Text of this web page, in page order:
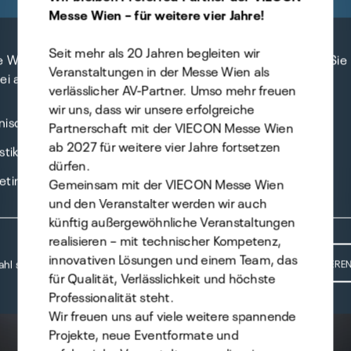
Website verwendet Cookies - selbstverständlich können Sie
angeben, welche Sie davon zulassen möchten.
speichern ALLE
Messe Wien – für weitere vier Jahre!
Seit mehr als 20 Jahren begleiten wir
Veranstaltungen in der Messe Wien als
verlässlicher AV-Partner. Umso mehr freuen
wir uns, dass wir unsere erfolgreiche
Partnerschaft mit der VIECON Messe Wien
ab 2027 für weitere vier Jahre fortsetzen
dürfen.
Gemeinsam mit der VIECON Messe Wien
und den Veranstalter werden wir auch
künftig außergewöhnliche Veranstaltungen
realisieren – mit technischer Kompetenz,
innovativen Lösungen und einem Team, das
für Qualität, Verlässlichkeit und höchste
Professionalität steht.
Wir freuen uns auf viele weitere spannende
Projekte, neue Eventformate und